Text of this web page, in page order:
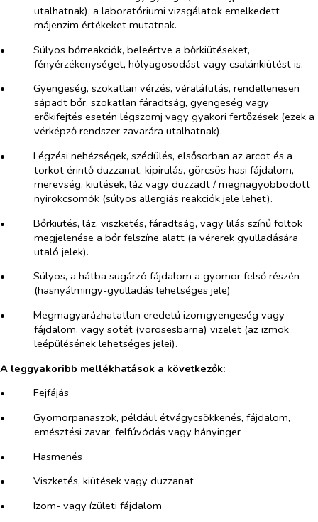
utalhatnak), a laboratóriumi vizsgálatok emelkedett
májenzim értékeket mutatnak.
•​
Súlyos bőrreakciók, beleértve a bőrkiütéseket,
fényérzékenységet, hólyagosodást vagy csalánkiütést is.
•​
Gyengeség, szokatlan vérzés, véraláfutás, rendellenesen
sápadt bőr, szokatlan fáradtság, gyengeség vagy
erőkifejtés esetén légszomj vagy gyakori fertőzések (ezek a
vérképző rendszer zavarára utalhatnak).
•​
Légzési nehézségek, szédülés, elsősorban az arcot és a
torkot érintő duzzanat, kipirulás, görcsös hasi fájdalom,
merevség, kiütések, láz vagy duzzadt / megnagyobbodott
nyirokcsomók (súlyos allergiás reakciók jele lehet).
•​
Bőrkiütés, láz, viszketés, fáradtság, vagy lilás színű foltok
megjelenése a bőr felszíne alatt (a vérerek gyulladására
utaló jelek).
•​
Súlyos, a hátba sugárzó fájdalom a gyomor felső részén
(hasnyálmirigy-gyulladás lehetséges jele)
•​
Megmagyarázhatatlan eredetű izomgyengeség vagy
fájdalom, vagy sötét (vörösesbarna) vizelet (az izmok
leépülésének lehetséges jelei).
A leggyakoribb mellékhatások a következők:
•​
Fejfájás
•​
Gyomorpanaszok, például étvágycsökkenés, fájdalom,
emésztési zavar, felfúvódás vagy hányinger
•​
Hasmenés
•​
Viszketés, kiütések vagy duzzanat
•​
Izom- vagy ízületi fájdalom